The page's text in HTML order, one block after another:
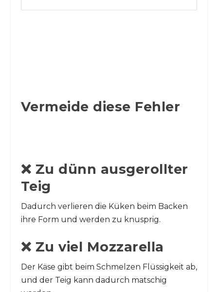
Vermeide diese Fehler
❌ Zu dünn ausgerollter
Teig
Dadurch verlieren die Küken beim Backen
ihre Form und werden zu knusprig.
❌ Zu viel Mozzarella
Der Käse gibt beim Schmelzen Flüssigkeit ab,
und der Teig kann dadurch matschig